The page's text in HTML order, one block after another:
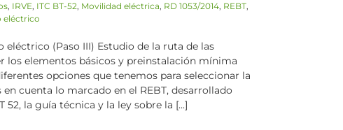
, IRVE, ITC BT-52, Movilidad eléctrica, RD 1053/2014, REBT,
eléctrico
eléctrico (Paso III) Estudio de la ruta de las
los elementos básicos y preinstalación mínima
opciones que tenemos para seleccionar la
cuenta lo marcado en el REBT, desarrollado
52, la guía técnica y la ley sobre la [...]